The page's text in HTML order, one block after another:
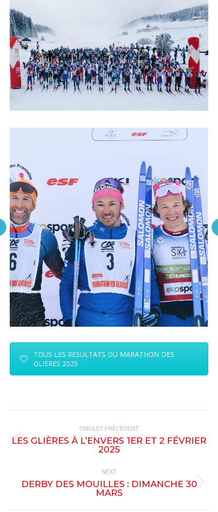
TOUS LES RESULTATS DU MARATHON DES
GLIERES 2025
navigation
ONGLET PRÉCÉDENT
Previous
LES GLIÈRES À L’ENVERS 1ER ET 2 FÉVRIER
2025
NEXT
Next
DERBY DES MOUILLES : DIMANCHE 30
MARS